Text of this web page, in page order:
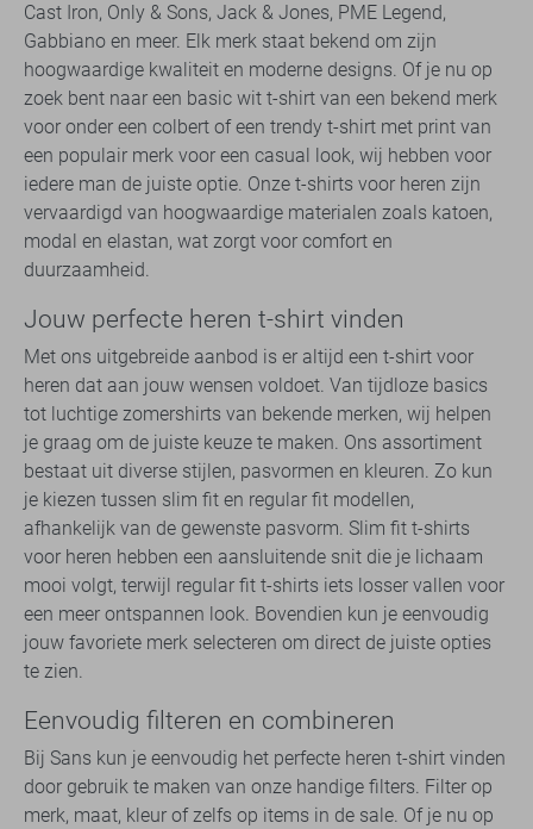
Cast Iron, Only & Sons, Jack & Jones, PME Legend,
Gabbiano en meer. Elk merk staat bekend om zijn
hoogwaardige kwaliteit en moderne designs. Of je nu op
zoek bent naar een basic wit t-shirt van een bekend merk
voor onder een colbert of een trendy t-shirt met print van
een populair merk voor een casual look, wij hebben voor
iedere man de juiste optie. Onze t-shirts voor heren zijn
vervaardigd van hoogwaardige materialen zoals katoen,
modal en elastan, wat zorgt voor comfort en
duurzaamheid.
Jouw perfecte heren t-shirt vinden
Met ons uitgebreide aanbod is er altijd een t-shirt voor
heren dat aan jouw wensen voldoet. Van tijdloze basics
tot luchtige zomershirts van bekende merken, wij helpen
je graag om de juiste keuze te maken. Ons assortiment
bestaat uit diverse stijlen, pasvormen en kleuren. Zo kun
je kiezen tussen slim fit en regular fit modellen,
afhankelijk van de gewenste pasvorm. Slim fit t-shirts
voor heren hebben een aansluitende snit die je lichaam
mooi volgt, terwijl regular fit t-shirts iets losser vallen voor
een meer ontspannen look. Bovendien kun je eenvoudig
jouw favoriete merk selecteren om direct de juiste opties
te zien.
Eenvoudig filteren en combineren
Bij Sans kun je eenvoudig het perfecte heren t-shirt vinden
door gebruik te maken van onze handige filters. Filter op
merk, maat, kleur of zelfs op items in de sale. Of je nu op